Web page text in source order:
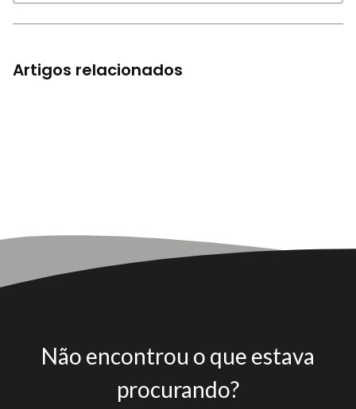
Artigos relacionados
Não encontrou o que estava
procurando?